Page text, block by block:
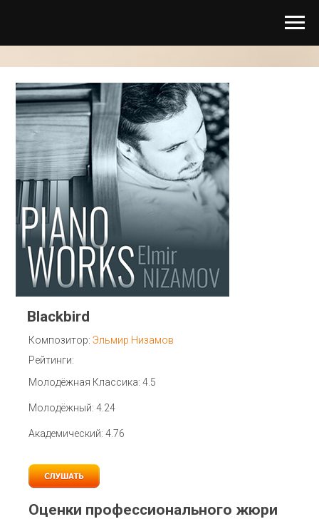
Blackbird
Композитор: Эльмир Низамов
Рейтинги:
Молодёжная Классика: 4.5
Молодёжный: 4.24
Академический: 4.76
Оценки профессионального жюри